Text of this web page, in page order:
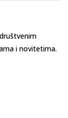
i novitetima.